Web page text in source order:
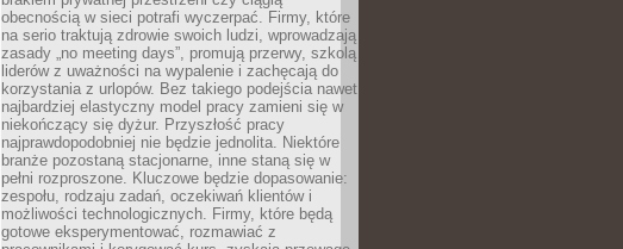
obecnością w sieci potrafi wyczerpać. Firmy, które
na serio traktują zdrowie swoich ludzi, wprowadzają
zasady „no meeting days”, promują przerwy, szkolą
liderów z uważności na wypalenie i zachęcają do
korzystania z urlopów. Bez takiego podejścia nawet
najbardziej elastyczny model pracy zamieni się w
niekończący się dyżur. Przyszłość pracy
najprawdopodobniej nie będzie jednolita. Niektóre
branże pozostaną stacjonarne, inne staną się w
pełni rozproszone. Kluczowe będzie dopasowanie:
zespołu, rodzaju zadań, oczekiwań klientów i
możliwości technologicznych. Firmy, które będą
gotowe eksperymentować, rozmawiać z